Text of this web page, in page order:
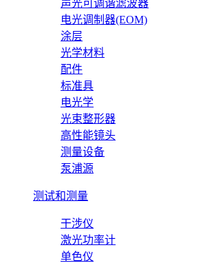
声光可调谐滤波器
电光调制器(EOM)
涂层
光学材料
配件
标准具
电光学
光束整形器
高性能镜头
测量设备
泵浦源
测试和测量
干涉仪
激光功率计
单色仪